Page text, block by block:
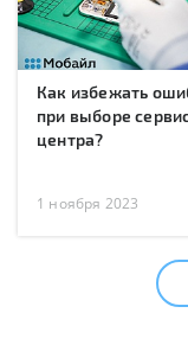
Как избежать
при выборе
центра?
1 ноября 2023